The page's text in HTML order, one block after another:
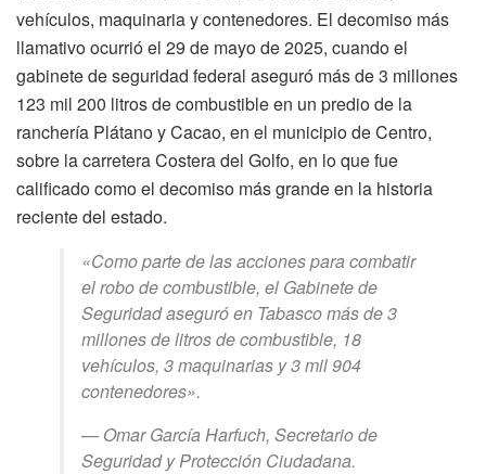
vehículos, maquinaria y contenedores. El decomiso más
llamativo ocurrió el 29 de mayo de 2025, cuando el
gabinete de seguridad federal aseguró más de 3 millones
123 mil 200 litros de combustible en un predio de la
ranchería Plátano y Cacao, en el municipio de Centro,
sobre la carretera Costera del Golfo, en lo que fue
calificado como el decomiso más grande en la historia
reciente del estado.
«Como parte de las acciones para combatir
el robo de combustible, el Gabinete de
Seguridad aseguró en Tabasco más de 3
millones de litros de combustible, 18
vehículos, 3 maquinarias y 3 mil 904
contenedores».
— Omar García Harfuch, Secretario de
Seguridad y Protección Ciudadana.